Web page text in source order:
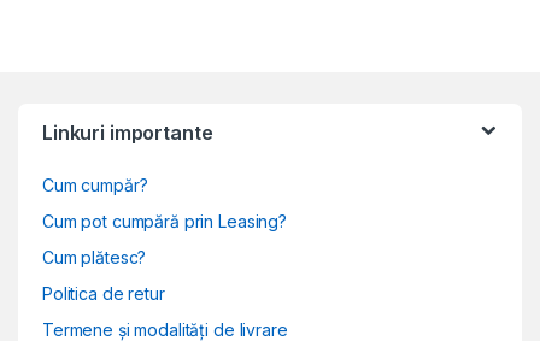
Linkuri importante
Cum cumpăr?
Cum pot cumpără prin Leasing?
Cum plătesc?
Politica de retur
Termene și modalități de livrare